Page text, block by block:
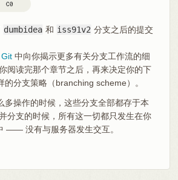
dumbidea 和 iss91v2 分支之后的提交
中向你揭示更多有关分支工作流的细
阅读完那个章节之后，再来决定你的下
的分支策略（branching scheme）。
多操作的时候，这些分支全部都存于本
分支的时候，所有这一切都只发生在你
—— 没有与服务器发生交互。